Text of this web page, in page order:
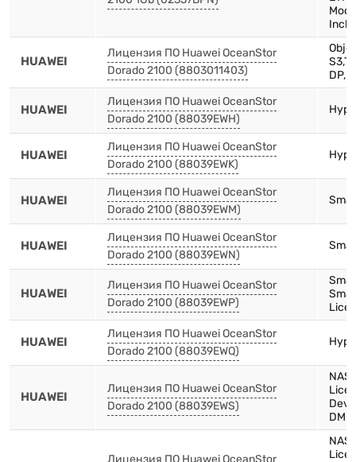
Inch
HUAWEI
Лицензия ПО Huawei OceanStor
Dorado 2100 (8803011403)
HUAWEI
Лицензия ПО Huawei OceanStor
Dorado 2100 (88039EWH)
HUAWEI
Лицензия ПО Huawei OceanStor
Dorado 2100 (88039EWK)
HUAWEI
Лицензия ПО Huawei OceanStor
Dorado 2100 (88039EWM)
HUAWEI
Лицензия ПО Huawei OceanStor
Dorado 2100 (88039EWN)
HUAWEI
Лицензия ПО Huawei OceanStor
Dorado 2100 (88039EWP)
HUAWEI
Лицензия ПО Huawei OceanStor
Dorado 2100 (88039EWQ)
HUAWEI
Лицензия ПО Huawei OceanStor
Dorado 2100 (88039EWS)
NAS
NAS